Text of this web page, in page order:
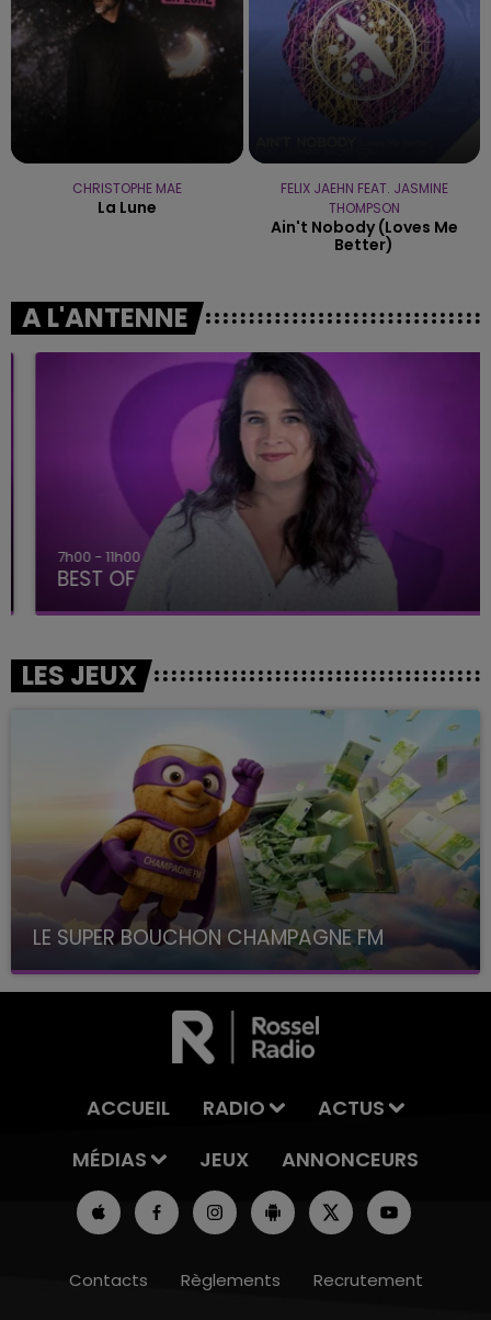
CHRISTOPHE MAE
La Lune
FELIX JAEHN FEAT. JASMINE
THOMPSON
Ain't Nobody (loves Me
Better)
A L'ANTENNE
7h00 - 11h00
BEST OF
LES JEUX
LE SUPER BOUCHON CHAMPAGNE FM
avec La Famille Champagne FM, à 8H10
ACCUEIL RADIO
ACTUS
MÉDIAS
JEUX ANNONCEURS
Contacts Règlements
Recrutement